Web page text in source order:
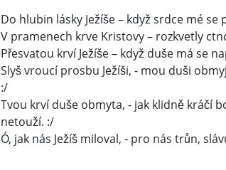
Do hlubin lásky Ježíše – když srdce mé
V pramenech krve Kristovy – rozkvetly
Přesvatou krví Ježíše – když duše má se
Slyš vroucí prosbu Ježíši, - mou duši
:/
Tvou krví duše obmyta, - jak klidně kráčí
netouží. :/
Ó, jak nás Ježíš miloval, - pro nás trůn,